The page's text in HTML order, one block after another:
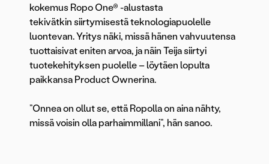
kokemus Ropo One® -alustasta
tekivätkin siirtymisestä teknologiapuolelle
luontevan. Yritys näki, missä hänen vahvuutensa
tuottaisivat eniten arvoa, ja näin Teija siirtyi
tuotekehityksen puolelle – löytäen lopulta
paikkansa Product Ownerina.
”Onnea on ollut se, että Ropolla on aina nähty,
missä voisin olla parhaimmillani”, hän sanoo.